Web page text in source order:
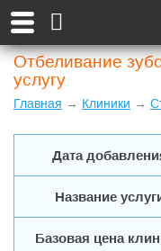
Отбеливание
услугу
Главная → Клиники →
Дата
Название
Базовая цена